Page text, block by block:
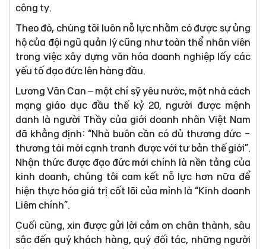
công ty.
Theo đó, chúng tôi luôn nỗ lực nhằm có được sự ủng
hộ của đội ngũ quản lý cũng như toàn thể nhân viên
trong việc xây dựng văn hóa doanh nghiệp lấy các
yếu tố đạo đức lên hàng đầu.
Lương Văn Can – một chí sỹ yêu nước, một nhà cách
mạng giáo dục đầu thế kỷ 20, người được mệnh
danh là người Thầy của giới doanh nhân Việt Nam
đã khẳng định: “Nhà buôn cần có đủ thương đức -
thương tài mới cạnh tranh được với tư bản thế giới”.
Nhận thức được đạo đức mới chính là nền tảng của
kinh doanh, chúng tôi cam kết nỗ lực hơn nữa để
hiện thực hóa giá trị cốt lõi của mình là “Kinh doanh
Liêm chính”.
Cuối cùng, xin được gửi lời cảm ơn chân thành, sâu
sắc đến quý khách hàng, quý đối tác, những người